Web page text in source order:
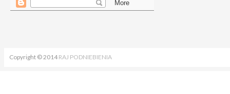
Copyright © 2014 RAJ PODNIEBIENIA